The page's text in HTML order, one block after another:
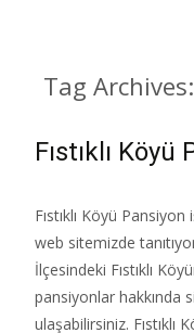
Tag
Fıstıklı Köyü
Fıstıklı Köyü
web sitemizde
İlçesindeki Fıstıklı
pansiyonlar hakkında
ulaşabilirsiniz. Fıstıklı